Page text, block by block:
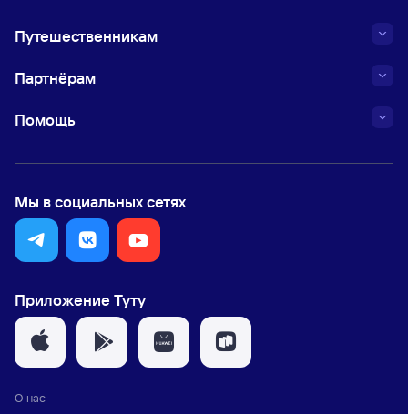
Путешественникам
Партнёрам
Помощь
Мы в социальных сетях
Приложение Туту
О нас